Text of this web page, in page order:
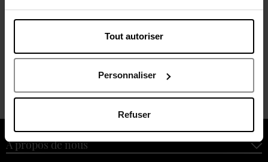
Tout autoriser
Personnaliser
Refuser
À propos de nous